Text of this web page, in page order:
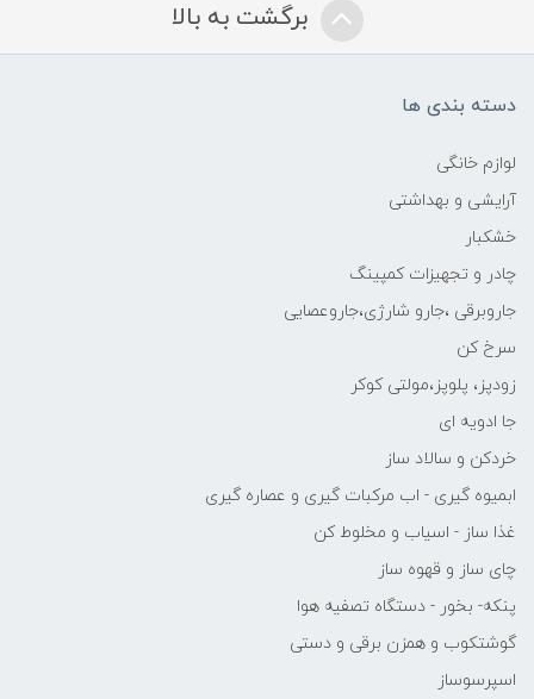
برگشت به بالا
دسته بندی ها
لوازم خانگی
آرایشی و بهداشتی
خشکبار
چادر و تجهیزات کمپینگ
جاروبرقی ،جارو شارژی،جاروعصایی
سرخ کن
زودپز، پلوپز،مولتی کوکر
جا ادویه ای
خردکن و سالاد ساز
ابمیوه گیری - اب مرکبات گیری و عصاره گیری
غذا ساز - اسیاب و مخلوط کن
چای ساز و قهوه ساز
پنکه- بخور - دستگاه تصفیه هوا
گوشتکوب و همزن برقی و دستی
اسپرسوساز